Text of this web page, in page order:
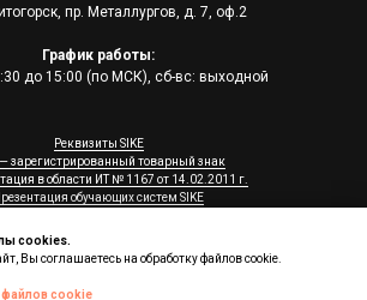
cookies.
Вы соглашаетесь на обработку файлов cookie.
файлов cookie
пр. Металлургов, д. 7, оф.2
График работы:
до 15:00 (по МСК), сб-вс: выходной
Реквизиты SIKE
— зарегистрированный товарный знак
в области ИТ № 1167 от 14.02.2011 г.
обучающих систем SIKE
© 2006 - 2026, SIKE